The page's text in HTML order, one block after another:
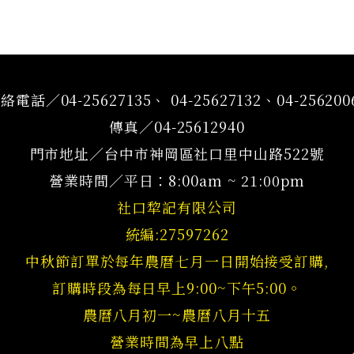
電話／04-25627135、 04-25627132、04-
傳真／04-25612940
門市地址／台中市神岡區社口里中山路522號
營業時間／平日：8:00am ~ 21:00pm
社口犂記有限公司
統編:27597262
中秋節訂單於每年農曆七月一日開始接受訂購,
訂購時段為每日早上9:00~下午5:00。
農曆八月初一~農曆八月十五
營業時間為早上八點